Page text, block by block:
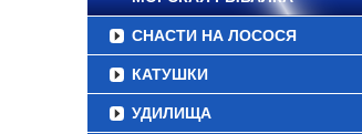
СНАСТИ НА ЛОСОСЯ
КАТУШКИ
УДИЛИЩА